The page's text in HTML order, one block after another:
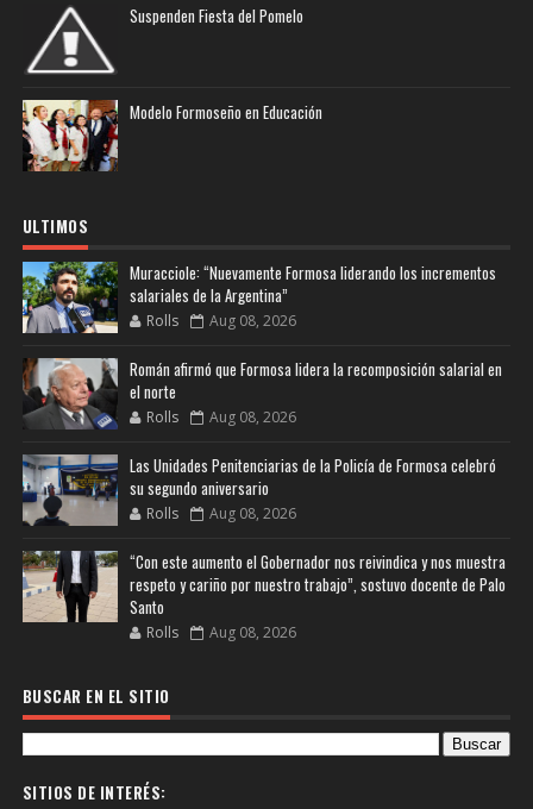
Suspenden Fiesta del Pomelo
Modelo Formoseño en Educación
ULTIMOS
Muracciole: “Nuevamente Formosa liderando los incrementos
salariales de la Argentina”
Rolls Aug 08, 2026
Román afirmó que Formosa lidera la recomposición salarial en
el norte
Rolls Aug 08, 2026
Las Unidades Penitenciarias de la Policía de Formosa celebró
su segundo aniversario
Rolls Aug 08, 2026
“Con este aumento el Gobernador nos reivindica y nos muestra
respeto y cariño por nuestro trabajo”, sostuvo docente de Palo
Santo
Rolls Aug 08, 2026
BUSCAR EN EL SITIO
SITIOS DE INTERÉS: